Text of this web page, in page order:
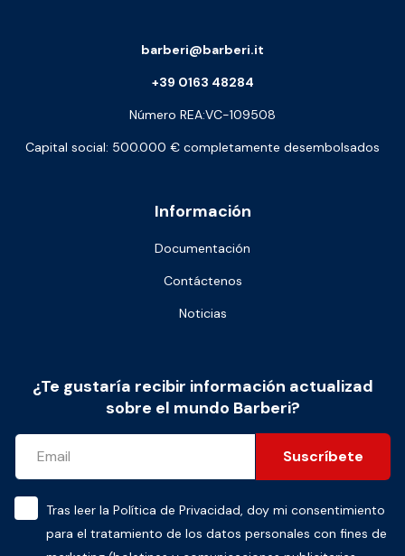
Información
Documentación
Contáctenos
Noticias
barberi@barberi.it
+39 0163 48284
Número REA:VC-109508
Capital social: 500.000 € completamente desembolsados
¿Te gustaría recibir información actualizad
sobre el mundo Barberi?
Suscríbete
Tras leer la Política de Privacidad, doy mi consentimiento
para el tratamiento de los datos personales con fines de